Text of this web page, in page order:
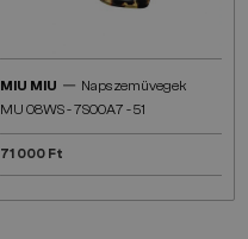
MIU MIU — Napszemüvegek
MU 08WS - 7S00A7 - 51
71 000 Ft